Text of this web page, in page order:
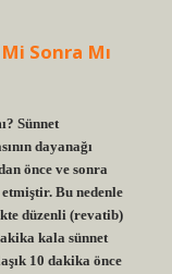
Sonra Mı
Sünnet
dayanağı
önce ve sonra
Bu nedenle
düzenli (revatib)
kala sünnet
10 dakika önce